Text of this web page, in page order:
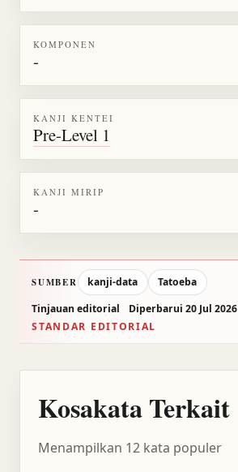
KOMPONEN
-
KANJI KENTEI
Pre-Level 1
KANJI MIRIP
-
SUMBER kanji-data
Tatoeba
Tinjauan editorial
Diperbarui 20 Jul 2026
STANDAR EDITORIAL
Kosakata Terkait
Menampilkan 12 kata populer